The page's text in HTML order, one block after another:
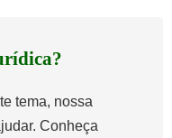
tema, nossa
Conheça